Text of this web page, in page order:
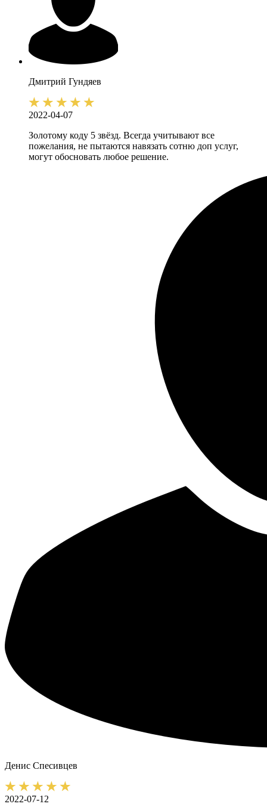
Дмитрий Гундяев
2022-04-07
Золотому коду 5 звёзд. Всегда учитывают все
пожелания, не пытаются навязать сотню доп услуг,
могут обосновать любое решение.
Денис Спесивцев
2022-07-12